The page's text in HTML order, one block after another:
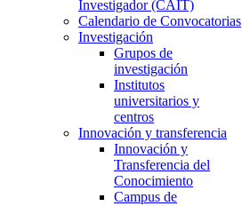
Investigador (CAIT)
Calendario de Convocatorias
Investigación
Grupos de
investigación
Institutos
universitarios y
centros
Innovación y transferencia
Innovación y
Transferencia del
Conocimiento
Campus de